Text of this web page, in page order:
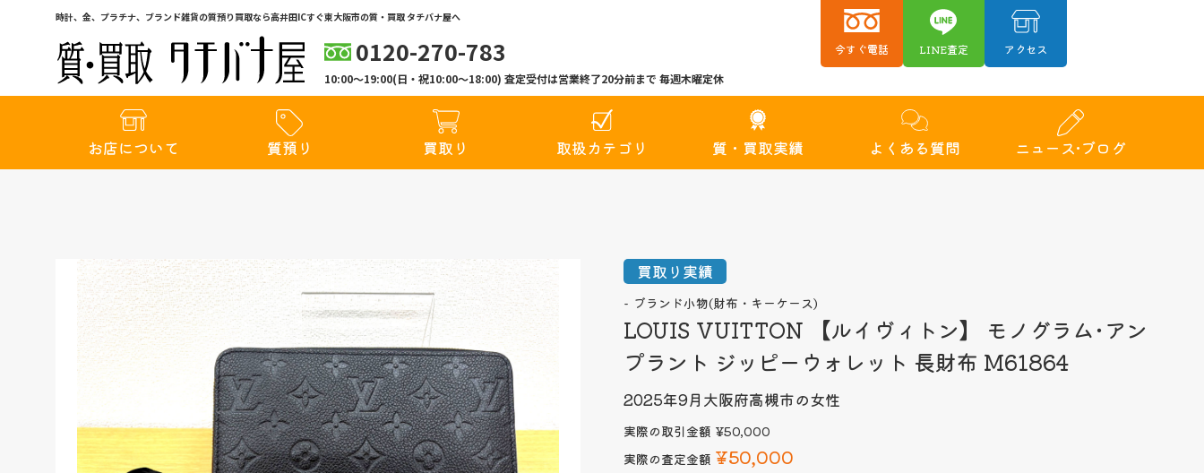
時計、金、プラチナ、ブランド雑貨の質預り買取なら高井田ICすぐ東大阪市の質・買取 タチバナ屋へ
0120-270-783
10:00〜19:00(日・祝10:00〜18:00) 査定受付は営業終了20分前まで 毎週木曜定休
今すぐ電話 LINE査定 アクセス
お店について 質預り 買取り 取扱カテゴリ 質・買取実績 よくある質問 ニュース•ブログ
買取り実績
ブランド小物(財布・キーケース)
LOUIS VUITTON 【ルイヴィトン】 モノグラム･アン
プラント ジッピーウォレット 長財布 M61864
2025年9月 大阪府高槻市の女性
実際の取引金額 ¥50,000
実際の査定金額 ¥50,000